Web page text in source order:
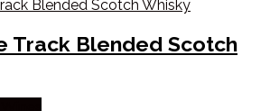
Track Blended Scotch